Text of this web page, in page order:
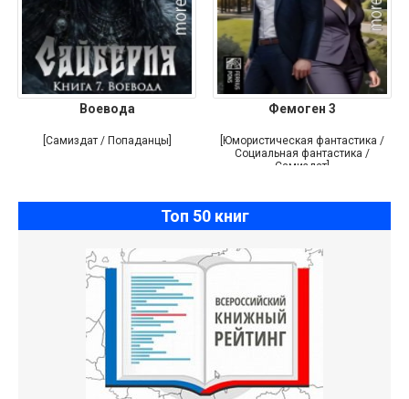
Воевода
[Самиздат / Попаданцы]
Фемоген 3
[Юмористическая фантастика /
Социальная фантастика /
Самиздат]
Топ 50 книг